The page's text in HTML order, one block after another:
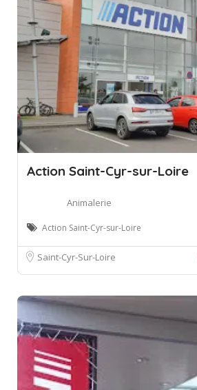
Action Saint-Cyr-sur-Loire
Animalerie
Action Saint-Cyr-sur-Loire
Saint-Cyr-Sur-Loire